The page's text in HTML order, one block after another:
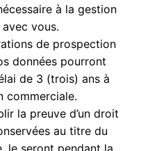
à la gestion
vous.
de prospection
données pourront
de 3 (trois) ans à
commerciale.
la preuve d’un droit
au titre du